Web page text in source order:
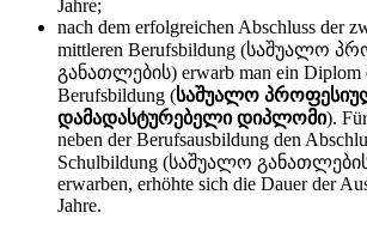
Jahre;
nach dem erfolgreichen Abschluss der
mittleren Berufsbildung (საშუალო
განათლების) erwarb man ein Diplom
Berufsbildung (საშუალო
დამადასტურებელი დიპლომი).
neben der Berufsausbildung den
Schulbildung (საშუალო
erwarben, erhöhte sich die Dauer der
Jahre.